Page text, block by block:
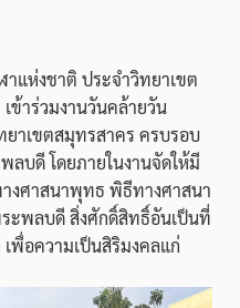
แห่งชาติ ประจำวิทยาเขต
ข้าร่วมงานวันคล้ายวัน
าเขตสมุทรสาคร ครบรอบ
บดี โดยภายในงานจัดให้มี
งศาสนาพุทธ พิธีทางศาสนา
ะพลบดี สิ่งศักดิ์สิทธิ์อันเป็นที่
พื่อความเป็นสิริมงคลแก่